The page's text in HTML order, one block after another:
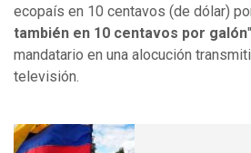
ecopaís en 10 centavos (de dólar)
también en 10 centavos por galón
mandatario en una alocución
televisión.